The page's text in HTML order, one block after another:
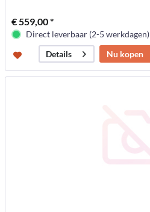
€ 559,00 *
Direct leverbaar (2-5 werkdagen)
Details
Nu kopen